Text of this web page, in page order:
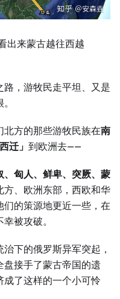
出来蒙古越往西越
路，游牧民走平坦、又是
北方的那些游牧民族在南
西迁」 到欧洲去——
、匈人、鲜卑、突厥、蒙
、欧洲东部，西欧和华
的策源地更近一些，在
被攻破。
下的俄罗斯异军突起，
盘接手了蒙古帝国的遗
成了这样的一个小可怜